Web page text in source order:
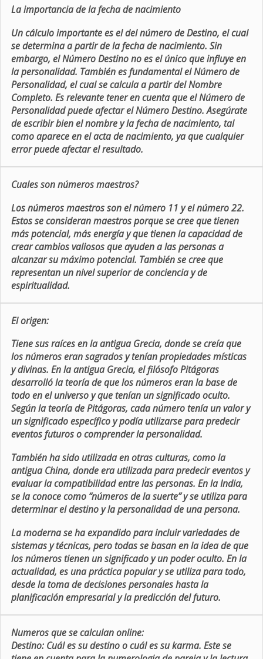
La importancia de la fecha de nacimiento
Un cálculo importante es el del número de Destino, el cual
se determina a partir de la fecha de nacimiento. Sin
embargo, el Número Destino no es el único que influye en
la personalidad. También es fundamental el Número de
Personalidad, el cual se calcula a partir del Nombre
Completo. Es relevante tener en cuenta que el Número de
Personalidad puede afectar el Número Destino. Asegúrate
de escribir bien el nombre y la fecha de nacimiento, tal
como aparece en el acta de nacimiento, ya que cualquier
error puede afectar el resultado.
Cuales son números maestros?
Los números maestros son el número 11 y el número 22.
Estos se consideran maestros porque se cree que tienen
más potencial, más energía y que tienen la capacidad de
crear cambios valiosos que ayuden a las personas a
alcanzar su máximo potencial. También se cree que
representan un nivel superior de conciencia y de
espiritualidad.
El origen:
Tiene sus raíces en la antigua Grecia, donde se creía que
los números eran sagrados y tenían propiedades místicas
y divinas. En la antigua Grecia, el filósofo Pitágoras
desarrolló la teoría de que los números eran la base de
todo en el universo y que tenían un significado oculto.
Según la teoría de Pitágoras, cada número tenía un valor y
un significado específico y podía utilizarse para predecir
eventos futuros o comprender la personalidad.
También ha sido utilizada en otras culturas, como la
antigua China, donde era utilizada para predecir eventos y
evaluar la compatibilidad entre las personas. En la India,
se la conoce como “números de la suerte” y se utiliza para
determinar el destino y la personalidad de una persona.
La moderna se ha expandido para incluir variedades de
sistemas y técnicas, pero todas se basan en la idea de que
los números tienen un significado y un poder oculto. En la
actualidad, es una práctica popular y se utiliza para todo,
desde la toma de decisiones personales hasta la
planificación empresarial y la predicción del futuro.
Numeros que se calculan online:
Destino: Cuál es su destino o cuál es su karma. Este se